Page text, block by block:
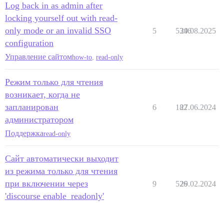
Log back in as admin after
locking yourself out with read-
only mode or an invalid SSO
configuration
Управление сайтомhow-to read-only
5 5346
29.08.2025
Режим только для чтения
возникает, когда не
запланирован
администратором
Поддержкаread-only
6 182
27.06.2024
Сайт автоматически выходит
из режима только для чтения
при включении через
'discourse enable_readonly'
9 526
29.02.2024